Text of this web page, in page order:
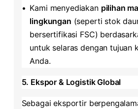
• Kami menyediakan ​ ​pilihan
lingkungan​ (seperti stok
bersertifikasi FSC)
untuk selaras dengan tujuan
Anda.
​5. Ekspor & Logistik Global​
Sebagai eksportir